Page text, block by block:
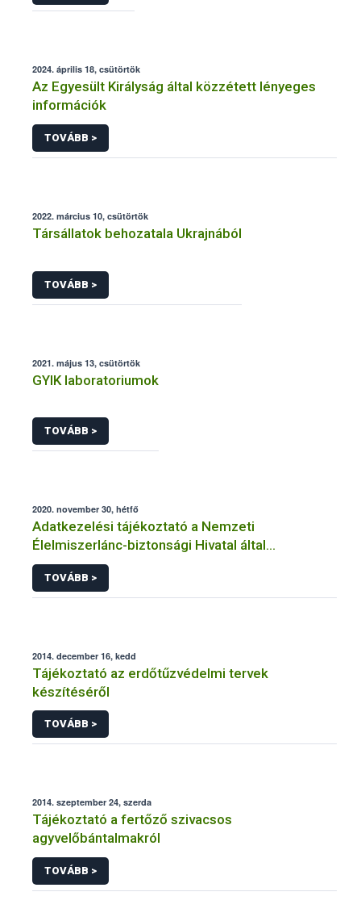
2024. április 18, csütörtök
Az Egyesült Királyság által közzétett lényeges
információk
TOVÁBB >
2022. március 10, csütörtök
Társállatok behozatala Ukrajnából
TOVÁBB >
2021. május 13, csütörtök
GYIK laboratoriumok
TOVÁBB >
2020. november 30, hétfő
Adatkezelési tájékoztató a Nemzeti
Élelmiszerlánc-biztonsági Hivatal által
üzemeltetett élelmiszerlánc-felügyeleti
információs rendszerhez (FELIR) kapcsolódó
adatkezeléséhez
TOVÁBB >
2014. december 16, kedd
Tájékoztató az erdőtűzvédelmi tervek
készítéséről
TOVÁBB >
2014. szeptember 24, szerda
Tájékoztató a fertőző szivacsos
agyvelőbántalmakról
TOVÁBB >